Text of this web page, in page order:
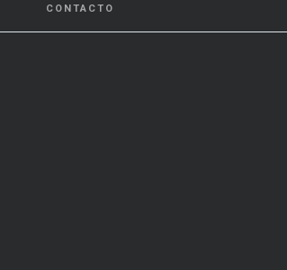
CONTACTO